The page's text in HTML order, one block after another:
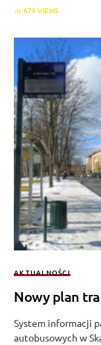
679 VIEWS
AKTUALNOŚCI
Nowy plan
System informacji
autobusowych w